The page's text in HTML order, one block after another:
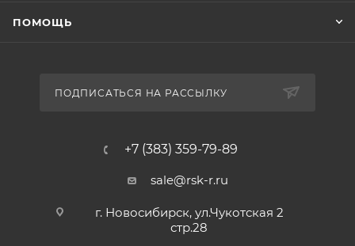
ПОМОЩЬ
ПОДПИСАТЬСЯ НА РАССЫЛКУ
+7 (383) 359-79-89
sale@rsk-r.ru
г. Новосибирск, ул.Чукотская 2
стр.28